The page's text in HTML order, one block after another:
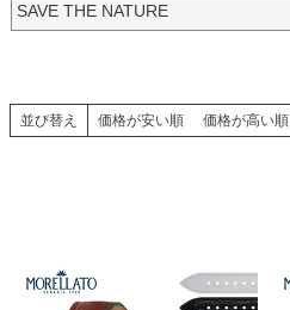
SAVE THE NATURE
並び替え 価格が安い順 価格が高い順